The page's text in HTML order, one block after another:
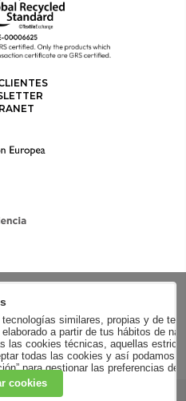
similares, propias y de
a partir de tus hábitos de
las cookies técnicas, aquellas
todas las cookies y así podamos
para gestionar las preferencias
cookies